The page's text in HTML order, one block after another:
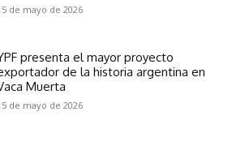
de mayo de 2026
presenta el mayor proyecto
de la historia argentina en
Muerta
de mayo de 2026